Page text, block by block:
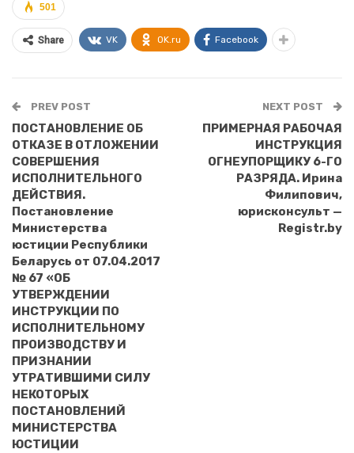
501
Share VK OK.ru Facebook
PREV POST
ПОСТАНОВЛЕНИЕ ОБ
ОТКАЗЕ В ОТЛОЖЕНИИ
СОВЕРШЕНИЯ
ИСПОЛНИТЕЛЬНОГО
ДЕЙСТВИЯ.
Постановление
Министерства
юстиции Республики
Беларусь от 07.04.2017
№ 67 «ОБ
УТВЕРЖДЕНИИ
ИНСТРУКЦИИ ПО
ИСПОЛНИТЕЛЬНОМУ
ПРОИЗВОДСТВУ И
ПРИЗНАНИИ
УТРАТИВШИМИ СИЛУ
НЕКОТОРЫХ
ПОСТАНОВЛЕНИЙ
МИНИСТЕРСТВА
ЮСТИЦИИ
NEXT POST
ПРИМЕРНАЯ РАБОЧАЯ
ИНСТРУКЦИЯ
ОГНЕУПОРЩИКУ 6-ГО
РАЗРЯДА. Ирина
Филипович,
юрисконсульт —
Registr.by